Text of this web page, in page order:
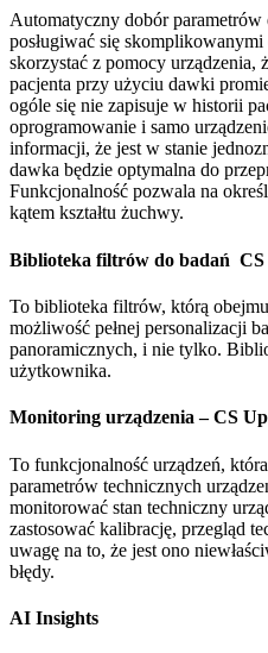
Automatyczny dobór
posługiwać się
skorzystać z pomocy urządzenia,
pacjenta przy użyciu dawki
ogóle się nie zapisuje w historii
oprogramowanie i samo
informacji, że jest w stanie
dawka będzie optymalna do
Funkcjonalność pozwala na
kątem kształtu żuchwy.
Biblioteka filtrów do badań
To biblioteka filtrów, którą
możliwość pełnej personalizacji
panoramicznych, i nie tylko.
użytkownika.
Monitoring urządzenia – CS
To funkcjonalność urządzeń,
parametrów technicznych
monitorować stan techniczny
zastosować kalibrację, przegląd
uwagę na to, że jest ono
błędy.
AI Insights